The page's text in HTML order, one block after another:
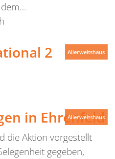
2 Allerweltshaus
in Ehrenfeld
die Aktion vorgestellt
gegeben,
Allerweltshaus